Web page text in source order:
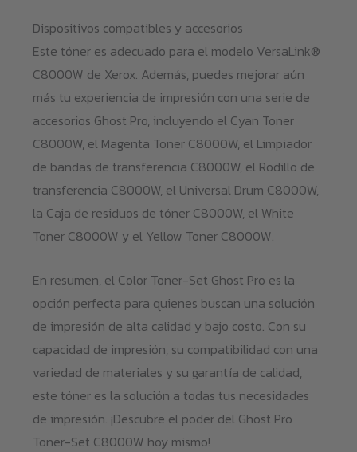
Dispositivos compatibles y accesorios
Este tóner es adecuado para el modelo VersaLink®
C8000W de Xerox. Además, puedes mejorar aún
más tu experiencia de impresión con una serie de
accesorios Ghost Pro, incluyendo el Cyan Toner
C8000W, el Magenta Toner C8000W, el Limpiador
de bandas de transferencia C8000W, el Rodillo de
transferencia C8000W, el Universal Drum C8000W,
la Caja de residuos de tóner C8000W, el White
Toner C8000W y el Yellow Toner C8000W.
En resumen, el Color Toner-Set Ghost Pro es la
opción perfecta para quienes buscan una solución
de impresión de alta calidad y bajo costo. Con su
capacidad de impresión, su compatibilidad con una
variedad de materiales y su garantía de calidad,
este tóner es la solución a todas tus necesidades
de impresión. ¡Descubre el poder del Ghost Pro
Toner-Set C8000W hoy mismo!